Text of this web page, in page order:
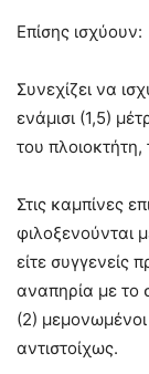
Επίσης ισχύουν:
Συνεχίζει να
ενάμισι (1,5)
του πλοιοκτήτη,
Στις καμπίνες
φιλοξενούνται
είτε συγγενείς
αναπηρία με το
(2)
αντιστοίχως.